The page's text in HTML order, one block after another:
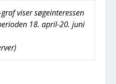
viser søge­in­ter­es­sen
18. april-20. juni